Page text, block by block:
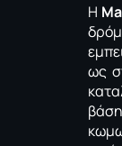
Η
ως